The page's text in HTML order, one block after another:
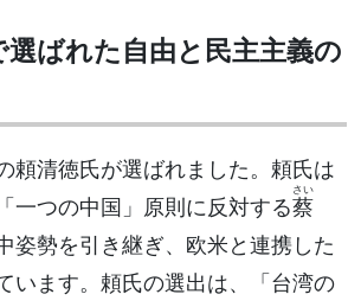
選ばれた自由と民主主義の
頼清徳氏が選ばれました。頼氏は
一つの中国」原則に反対する蔡
さい
姿勢を引き継ぎ、欧米と連携した
います。頼氏の選出は、「台湾の